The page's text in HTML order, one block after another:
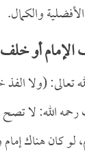
والكمال.
الإمام أو
تعالى: (ولا
الله: لا
لو كان هناك